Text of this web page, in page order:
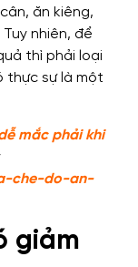
ăn kiêng,
nhiên, để
thì phải loại
thực sự là một
mắc phải khi
che-do-an-
giảm